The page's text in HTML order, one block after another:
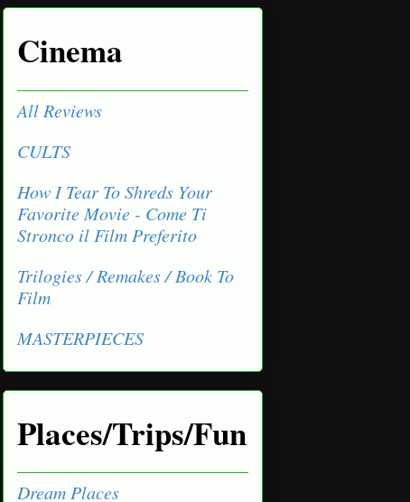
Cinema
All Reviews
CULTS
How I Tear To Shreds Your
Favorite Movie - Come Ti
Stronco il Film Preferito
Trilogies / Remakes / Book To
Film
MASTERPIECES
Places/Trips/Fun
Dream Places